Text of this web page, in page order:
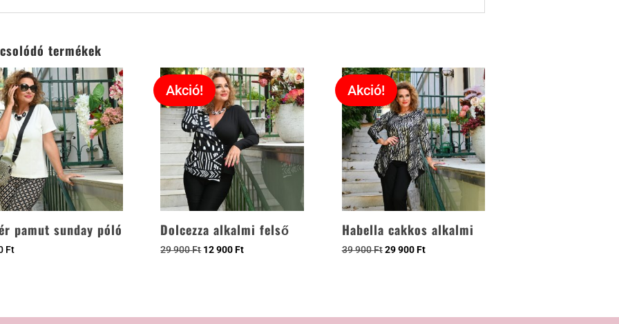
termékek
pamut sunday póló
Ft
Akció!
Dolcezza alkalmi felső
29 900Ft 12 900Ft
Akció!
Habella cakkos alkalmi
39 900Ft 29 900Ft